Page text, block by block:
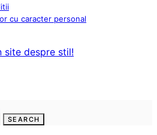
cu caracter personal
SEARCH